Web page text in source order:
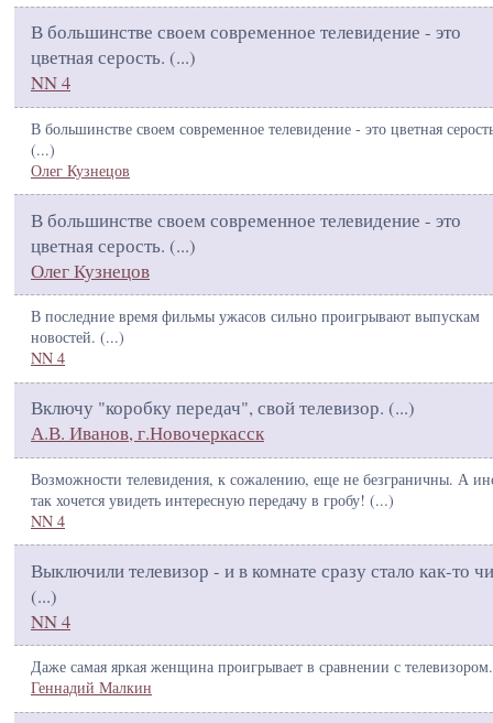
В большинстве своем современное телевидение - это
цветная серость. (...)
NN 4
В большинстве своем современное телевидение - это цветная
(...)
Олег Кузнецов
В большинстве своем современное телевидение - это
цветная серость. (...)
Олег Кузнецов
В последние время фильмы ужасов сильно проигрывают выпускам
новостей. (...)
NN 4
Включу "коробку передач", свой телевизор. (...)
А.В. Иванов, г.Новочеркасск
Возможности телевидения, к сожалению, еще не безграничны. А
так хочется увидеть интересную передачу в гробу! (...)
NN 4
Выключили телевизор - и в комнате сразу стало как-то
(...)
NN 4
Даже самая яркая женщина проигрывает в сравнении с
Геннадий Малкин